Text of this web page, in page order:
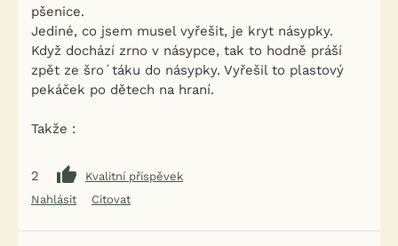
pšenice.
Jediné, co jsem musel vyřešit, je kryt násypky.
Když dochází zrno v násypce, tak to hodně práší
zpět ze šro´táku do násypky. Vyřešil to plastový
pekáček po dětech na hraní.
Takže :
2
Kvalitní příspěvek
Nahlásit
Citovat